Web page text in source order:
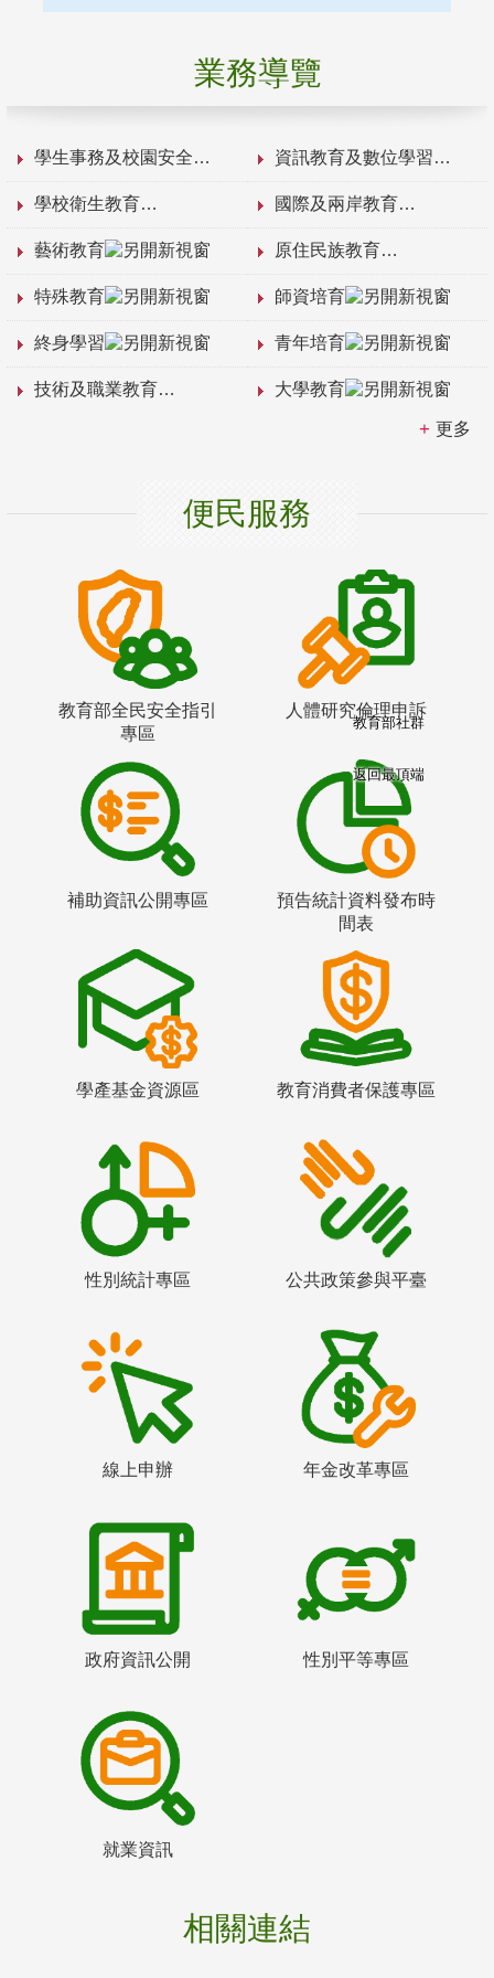
業務導覽
學生事務及校園安全 資訊教育及數位學習
學校衛生教育 國際及兩岸教育
藝術教育 原住民族教育
特殊教育 師資培育
終身學習 青年培育
技術及職業教育 大學教育
更多
便民服務
教育部全民安全指引
專區
人體研究倫理申訴
補助資訊公開專區
預告統計資料發布時
間表
學產基金資源區 教育消費者保護專區
性別統計專區 公共政策參與平臺
線上申辦 年金改革專區
政府資訊公開 性別平等專區
就業資訊
相關連結
教育部社群
返回最頂端